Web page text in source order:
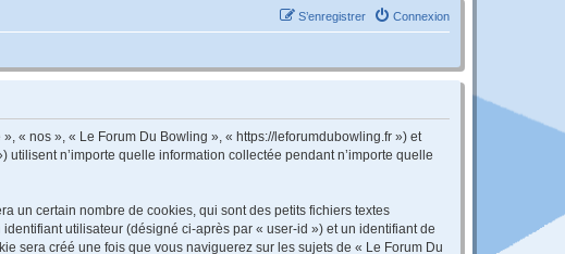
Connexion
S’enregistrer
« nos », « Le Forum Du Bowling », « https://leforumdubowling.fr ») et
n’importe quelle information collectée pendant n’importe quelle
un certain nombre de cookies, qui sont des petits fichiers textes
utilisateur (désigné ci-après par « user-id ») et un identifiant de
sera créé une fois que vous naviguerez sur les sujets de « Le Forum Du